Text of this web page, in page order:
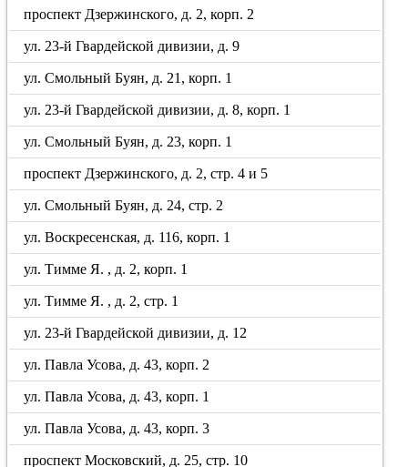
проспект Дзержинского, д. 2, корп. 2
ул. 23-й Гвардейской дивизии, д. 9
ул. Смольный Буян, д. 21, корп. 1
ул. 23-й Гвардейской дивизии, д. 8, корп. 1
ул. Смольный Буян, д. 23, корп. 1
проспект Дзержинского, д. 2, стр. 4 и 5
ул. Смольный Буян, д. 24, стр. 2
ул. Воскресенская, д. 116, корп. 1
ул. Тимме Я. , д. 2, корп. 1
ул. Тимме Я. , д. 2, стр. 1
ул. 23-й Гвардейской дивизии, д. 12
ул. Павла Усова, д. 43, корп. 2
ул. Павла Усова, д. 43, корп. 1
ул. Павла Усова, д. 43, корп. 3
проспект Московский, д. 25, стр. 10